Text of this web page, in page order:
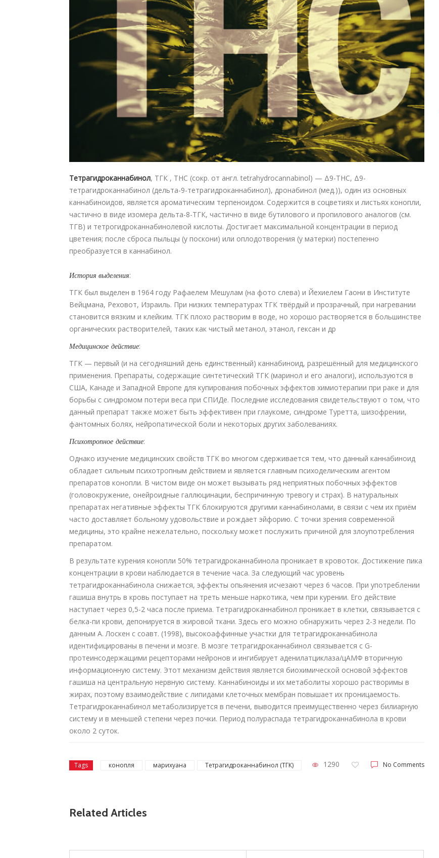
Тетрагидроканнабинол, ТГК , THC (сокр. от англ. tetrahydrocannabinol) — Δ9-THC, Δ9-
тетрагидроканнабинол (дельта-9-тетрагидроканнабинол), дронабинол (мед.)), один из основных
каннабиноидов, является ароматическим терпеноидом. Содержится в соцветиях и листьях конопли,
частично в виде изомера дельта-8-ТГК, частично в виде бутилового и пропилового аналогов (см.
ТГВ) и тетрогидроканнабинолевой кислоты. Достигает максимальной концентрации в период
цветения; после сброса пыльцы (у поскони) или оплодотворения (у матерки) постепенно
преобразуется в каннабинол.
История выделения:
ТГК был выделен в 1964 году Рафаелем Мешулам (на фото слева) и Йехиелем Гаони в Институте
Вейцмана, Реховот, Израиль. При низких температурах ТГК твёрдый и прозрачный, при нагревании
становится вязким и клейким. ТГК плохо растворим в воде, но хорошо растворяется в большинстве
органических растворителей, таких как чистый метанол, этанол, гексан и др
Медицинское действие:
ТГК — первый (и на сегодняшний день единственный) каннабиноид, разрешённый для медицинского
применения. Препараты, содержащие синтетический ТГК (маринол и его аналоги), используются в
США, Канаде и Западной Европе для купирования побочных эффектов химиотерапии при раке и для
борьбы с синдромом потери веса при СПИДе. Последние исследования свидетельствуют о том, что
данный препарат также может быть эффективен при глаукоме, синдроме Туретта, шизофрении,
фантомных болях, нейропатической боли и некоторых других заболеваниях.
Психотропное действие:
Однако изучение медицинских свойств ТГК во многом сдерживается тем, что данный каннабиноид
обладает сильным психотропным действием и является главным психоделическим агентом
препаратов конопли. В чистом виде он может вызывать ряд неприятных побочных эффектов
(головокружение, онейроидные галлюцинации, беспричинную тревогу и страх). В натуральных
препаратах негативные эффекты ТГК блокируются другими каннабинолами, в связи с чем их приём
часто доставляет больному удовольствие и рождает эйфорию. С точки зрения современной
медицины, это крайне нежелательно, поскольку может послужить причиной для злоупотребления
препаратом.
В результате курения конопли 50% тетрагидроканнабинола проникает в кровоток. Достижение пика
концентрации в крови наблюдается в течение часа. За следующий час уровень
тетрагидроканнабинола снижается, эффекты опьянения исчезают через 6 часов. При употреблении
гашиша внутрь в кровь поступает на треть меньше наркотика, чем при курении. Его действие
наступает через 0,5-2 часа после приема. Тетрагидроканнабинол проникает в клетки, связывается с
белка-пи крови, депонируется в жировой ткани. Здесь его можно обнаружить через 2-3 недели. По
данным А. Лоскен с соавт. (1998), высокоаффинные участки для тетрагидроканнабинола
идентифицированы в печени и мозге. В мозге тетрагидроканнабинол связывается с G-
протеинсодержащими рецепторами нейронов и ингибирует аденилатциклаза/цАМФ вторичную
информационную систему. Этот механизм действия является биохимической основой эффектов
гашиша на центральную нервную систему. Каннабиноиды и их метаболиты хорошо растворимы в
жирах, поэтому взаимодействие с липидами клеточных мембран повышает их проницаемость.
Тетрагидроканнабинол метаболизируется в печени, выводится преимущественно через билиарную
систему и в меньшей степени через почки. Период полураспада тетрагидроканнабинола в крови
около 2 суток.
1290 No Comments
Tags конопля марихуана Тетрагидроканнабинол (ТГК)
Related Articles